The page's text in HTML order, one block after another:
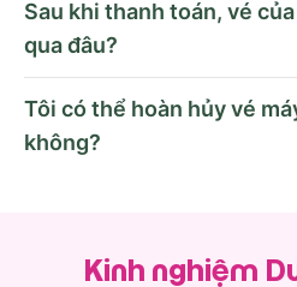
Sau khi thanh toán, vé
qua đâu?
Tôi có thể hoàn hủy vé
không?
Kinh nghiệm